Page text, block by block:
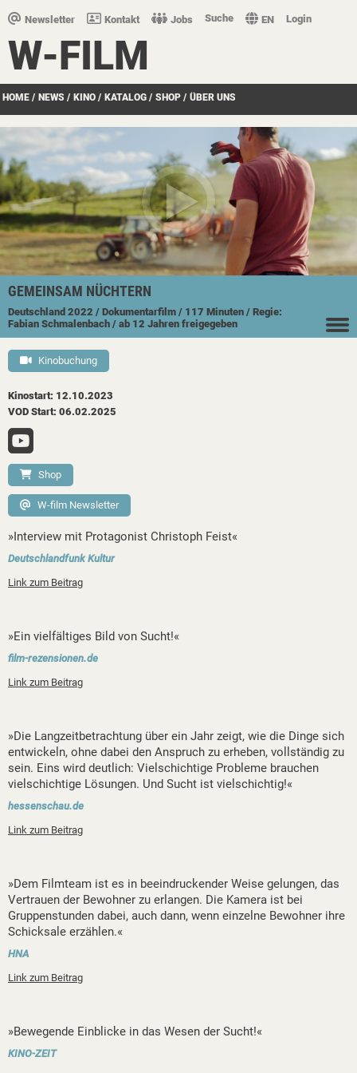
Newsletter Kontakt Jobs Suche EN Login
W-FILM
HOME / NEWS / KINO / KATALOG / SHOP / ÜBER UNS
GEMEINSAM NÜCHTERN
Deutschland 2022 / Dokumentarfilm / 117 Minuten / Regie:
Fabian Schmalenbach / ab 12 Jahren freigegeben
Kinobuchung
Kinostart: 12.10.2023
VOD Start: 06.02.2025
Shop
W-film Newsletter
»Interview mit Protagonist Christoph Feist«
Deutschlandfunk Kultur
Link zum Beitrag
»Ein vielfältiges Bild von Sucht!«
film-rezensionen.de
Link zum Beitrag
»Die Langzeitbetrachtung über ein Jahr zeigt, wie die Dinge sich
entwickeln, ohne dabei den Anspruch zu erheben, vollständig zu
sein. Eins wird deutlich: Vielschichtige Probleme brauchen
vielschichtige Lösungen. Und Sucht ist vielschichtig!«
hessenschau.de
Link zum Beitrag
»Dem Filmteam ist es in beeindruckender Weise gelungen, das
Vertrauen der Bewohner zu erlangen. Die Kamera ist bei
Gruppenstunden dabei, auch dann, wenn einzelne Bewohner ihre
Schicksale erzählen.«
HNA
Link zum Beitrag
»Bewegende Einblicke in das Wesen der Sucht!«
KINO-ZEIT